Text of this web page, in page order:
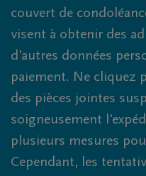
couvert de
visent à obtenir des
d'autres données
paiement. Ne cliquez
des pièces jointes
soigneusement
plusieurs mesures
Cependant, les